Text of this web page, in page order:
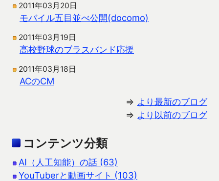
2011年03月20日
モバイル五目並べ公開(docomo)
2011年03月19日
高校野球のブラスバンド応援
2011年03月18日
ACのCM
⇒ より最新のブログ
⇒ より以前のブログ
コンテンツ分類
AI（人工知能）の話 (63)
YouTuberと動画サイト (103)